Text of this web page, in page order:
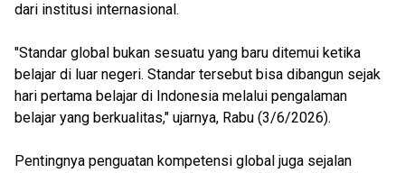
dari institusi internasional.
"Standar global bukan sesuatu yang baru ditemui ketika
belajar di luar negeri. Standar tersebut bisa dibangun sejak
hari pertama belajar di Indonesia melalui pengalaman
belajar yang berkualitas," ujarnya, Rabu (3/6/2026).
Pentingnya penguatan kompetensi global juga sejalan